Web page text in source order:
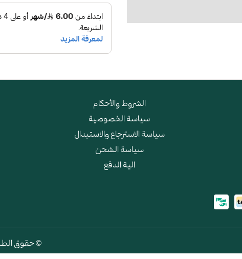
الشروط والأحكام
سياسة الخصوصية
سياسة الاسترجاع والاستبدال
سياسة الشحن
الية الدفع
© حقوق الطبع